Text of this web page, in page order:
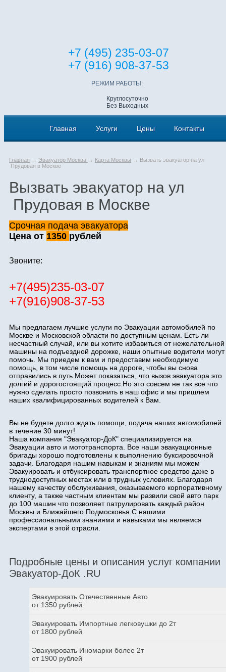
+7 (495) 235-03-07
+7 (916) 908-37-53
РЕЖИМ РАБОТЫ:
Круглосуточно
Без Выходных
Главная Услуги Цены Контакты
Главная → Эвакуатор Москва → Карта Москвы → Вызвать эвакуатор на ул
Прудовая в Москве
Вызвать эвакуатор на ул
Прудовая в Москве
Срочная подача эвакуатора
Цена от 1350 рублей
Звоните:
+7(495)235-03-07
+7(916)908-37-53
Мы предлагаем лучшие услуги по Эвакуации автомобилей по
Москве и Московской области по доступным ценам. Есть ли
несчастный случай, или вы хотите избавиться от нежелательной
машины на подъездной дорожке, наши опытные водители могут
помочь. Мы приедем к вам и предоставим необходимую
помощь, в том числе помощь на дороге, чтобы вы снова
отправились в путь.Может показаться, что вызов эвакуатора это
долгий и дорогостоящий процесс.Но это совсем не так все что
нужно сделать просто позвонить в наш офис и мы пришлем
наших квалифицированных водителей к Вам.
Вы не будете долго ждать помощи, подача наших автомобилей
в течение 30 минут!
Наша компания "Эвакуатор-ДоК" специализируется на
Эвакуации авто и мототранспорта. Все наши эвакуационные
бригады хорошо подготовлены к выполнению буксировочной
задачи. Благодаря нашим навыкам и знаниям мы можем
Эвакуировать и отбуксировать транспортное средство даже в
труднодоступных местах или в трудных условиях. Благодаря
нашему качеству обслуживания, оказываемого корпоративному
клиенту, а также частным клиентам мы развили свой авто парк
до 100 машин что позволяет патрулировать каждый район
Москвы и Ближайшего Подмосковья.С нашими
профессиональными знаниями и навыками мы являемся
экспертами в этой отрасли.
Подробные цены и описания услуг компании
Эвакуатор-ДоК .RU
Эвакуировать Отечественные Авто
от 1350 рублей
Эвакуировать Импортные легковушки до 2т
от 1800 рублей
Эвакуировать Иномарки более 2т
от 1900 рублей